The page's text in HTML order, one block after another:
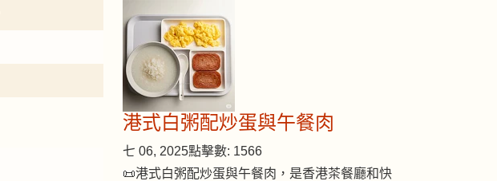
港式白粥配炒蛋與午餐肉
七 06, 2025點擊數: 1566
📜港式白粥配炒蛋與午餐肉，是香港茶餐廳和快